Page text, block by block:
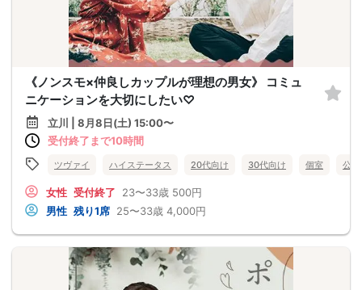
《ノンスモ×仲良しカップルが理想の男女》 コミュ
ニケーションを大切にしたい♡
立川 | 8月8日(土) 15:00〜
受付終了まで10時間
ツヴァイ ハイステータス 20代向け 30代向け 個室 公
女性 受付終了 23〜33歳 500円
男性 残り1席 25〜33歳 4,000円